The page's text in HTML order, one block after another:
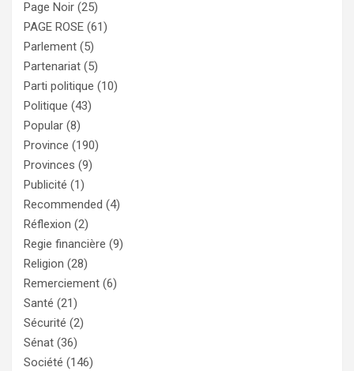
Page Noir (25)
PAGE ROSE (61)
Parlement (5)
Partenariat (5)
Parti politique (10)
Politique (43)
Popular (8)
Province (190)
Provinces (9)
Publicité (1)
Recommended (4)
Réflexion (2)
Regie financière (9)
Religion (28)
Remerciement (6)
Santé (21)
Sécurité (2)
Sénat (36)
Société (146)